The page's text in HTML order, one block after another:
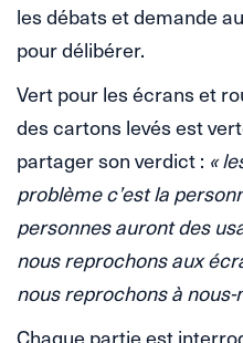
les débats et demande
pour délibérer.
Vert pour les écrans et
des cartons levés est
partager son verdict : «
problème c’est la
personnes auront des
nous reprochons aux
nous reprochons à nous-